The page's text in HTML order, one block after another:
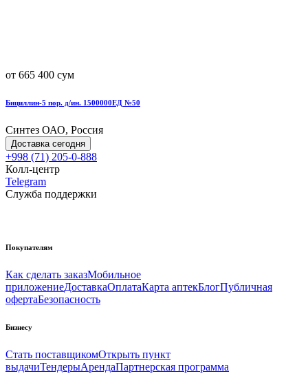
от 665 400 сум
Бициллин-5 пор. д/ин. 1500000ЕД №50
Синтез ОАО, Россия
Доставка сегодня
+998 (71) 205-0-888
Колл-центр
Telegram
Служба поддержки
Покупателям
Как сделать заказМобильное
приложениеДоставкаОплатаКарта аптекБлогПубличная
офертаБезопасность
Бизнесу
Стать поставщикомОткрыть пункт
выдачиТендерыАрендаПартнерская программа